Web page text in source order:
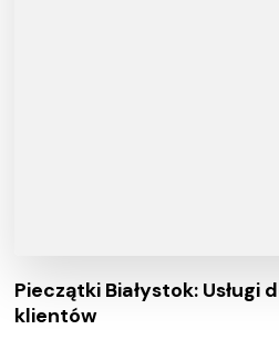
Pieczątki Białystok: Usługi
klientów